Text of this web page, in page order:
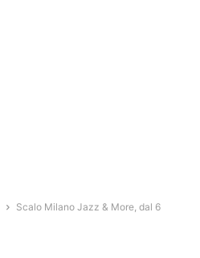
Scalo Milano Jazz & More, dal 6